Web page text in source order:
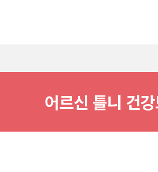
어르신 틀니 건